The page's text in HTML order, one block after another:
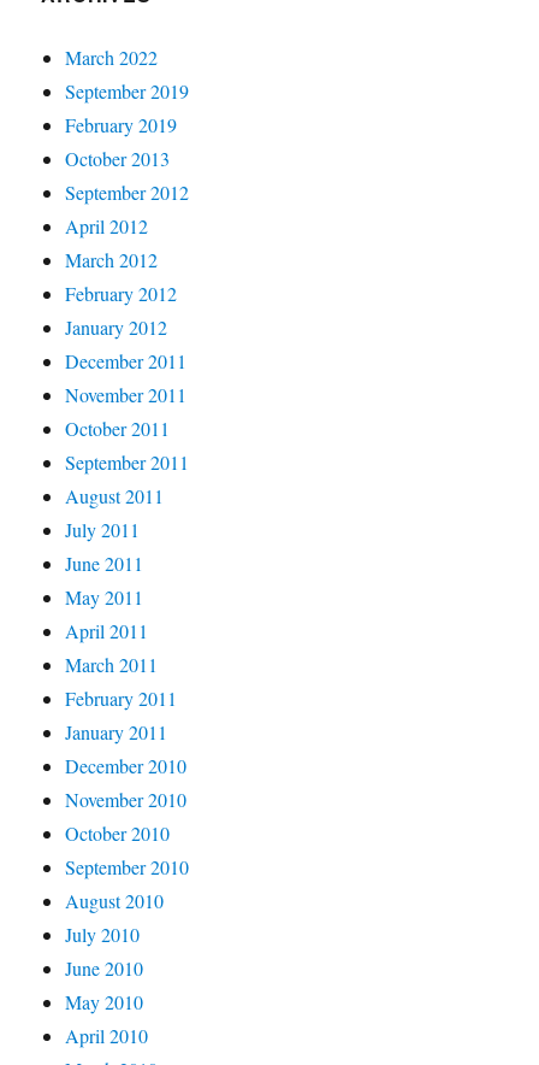
March 2022
September 2019
February 2019
October 2013
September 2012
April 2012
March 2012
February 2012
January 2012
December 2011
November 2011
October 2011
September 2011
August 2011
July 2011
June 2011
May 2011
April 2011
March 2011
February 2011
January 2011
December 2010
November 2010
October 2010
September 2010
August 2010
July 2010
June 2010
May 2010
April 2010